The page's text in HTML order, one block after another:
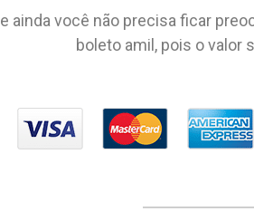
e ainda você não precisa ficar
boleto amil, pois o valor